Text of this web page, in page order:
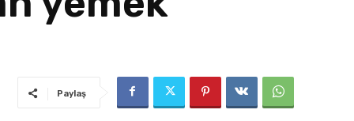
Paylaş